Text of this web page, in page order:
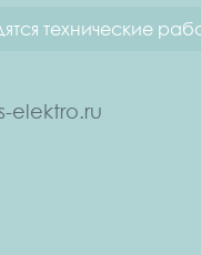
технические
elektro.ru